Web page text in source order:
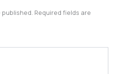
Required fields are